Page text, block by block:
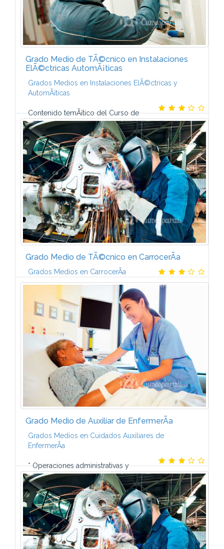
Grado Medio de TÃ©cnico en Instalaciones
ElÃ©ctricas AutomÃ¡ticas
Grados Medios en Instalaciones ElÃ©ctricas y
AutomÃ¡ticas
Contenido temÃ¡tico del Curso de
TÃ©cnico en Instalaciones ElÃ©ctricas y
AutomÃ¡ticas-El programa de este Curso a distancia
de CCC integra los contenidos fundamentales que
deberÃ¡s...
Grado Medio de TÃ©cnico en CarrocerÃ­a
Grados Medios en CarrocerÃ­a
Contenido temÃ¡tico. Â¿QuÃ© aprenderÃ¡s?-Este
Plan de FormaciÃ³n de TÃ©cnico en CarrocerÃ­a del
AutomÃ³vil incluye los temarios que aparecen a
continuaciÃ³n: 1. Elementos amovibles 2...
Grado Medio de Auxiliar de EnfermerÃ­a
Grados Medios en Cuidados Auxiliares de
EnfermerÃ­a
* Operaciones administrativas y
documentaciÃ³n sanitaria* El ser humano ante la
enfermedad. * Bienestar de los pacientes:
necesidades de higiene, reposo y movimiento. * ...